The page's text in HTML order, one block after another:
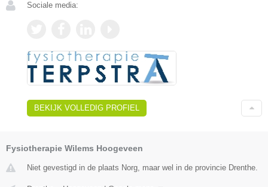
Sociale media:
BEKIJK VOLLEDIG PROFIEL
Fysiotherapie Wilems Hoogeveen
Niet gevestigd in de plaats Norg, maar wel in de provincie Drenthe.